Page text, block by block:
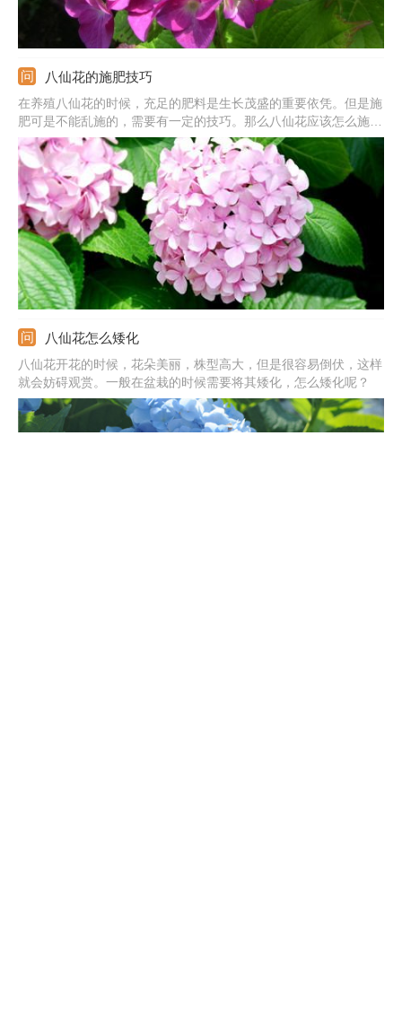
八仙花的施肥技巧
在养殖八仙花的时候，充足的肥料是生长茂盛的重要依凭。但是施
肥可是不能乱施的，需要有一定的技巧。那么八仙花应该怎么施肥
呢？
八仙花怎么矮化
八仙花开花的时候，花朵美丽，株型高大，但是很容易倒伏，这样
就会妨碍观赏。一般在盆栽的时候需要将其矮化，怎么矮化呢？